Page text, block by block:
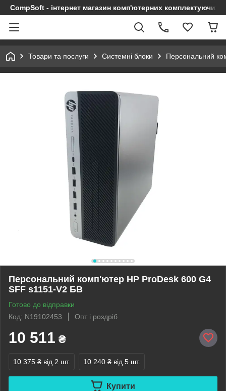
CompSoft - інтернет магазин комп'ютерних комплектуючих
Товари та послуги Системні блоки Персональний
Персональний комп'ютер HP ProDesk 600 G4
SFF s1151-V2 БВ
Готово до відправки
Код: N19102453
Опт і роздріб
10 511 ₴
10 375 ₴ від 2 шт. 10 240 ₴ від 5 шт.
Купити